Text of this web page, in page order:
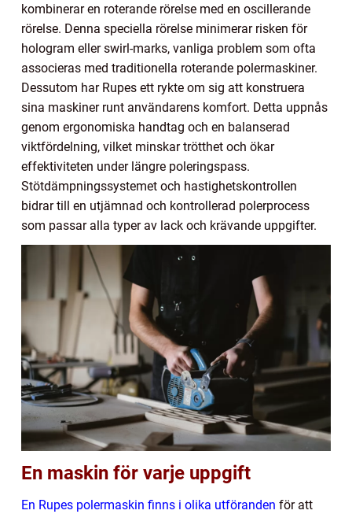
kombinerar en roterande rörelse med en oscillerande
rörelse. Denna speciella rörelse minimerar risken för
hologram eller swirl-marks, vanliga problem som ofta
associeras med traditionella roterande polermaskiner.
Dessutom har Rupes ett rykte om sig att konstruera
sina maskiner runt användarens komfort. Detta uppnås
genom ergonomiska handtag och en balanserad
viktfördelning, vilket minskar trötthet och ökar
effektiviteten under längre poleringspass.
Stötdämpningssystemet och hastighetskontrollen
bidrar till en utjämnad och kontrollerad polerprocess
som passar alla typer av lack och krävande uppgifter.
En maskin för varje uppgift
En Rupes polermaskin finns i olika utföranden för att